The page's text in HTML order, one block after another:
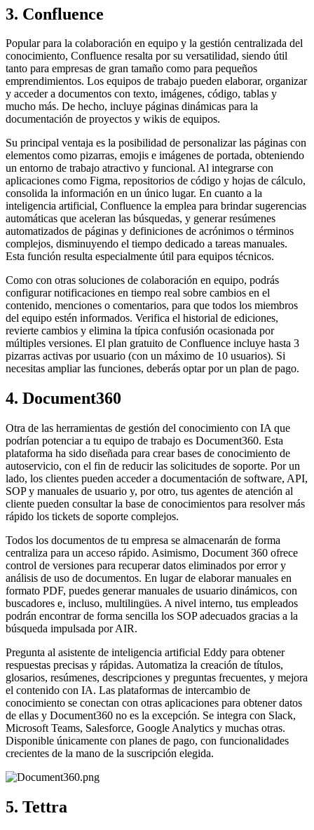
3. Confluence
Popular para la colaboración en equipo y la gestión centralizada del
conocimiento, Confluence resalta por su versatilidad, siendo útil
tanto para empresas de gran tamaño como para pequeños
emprendimientos. Los equipos de trabajo pueden elaborar, organizar
y acceder a documentos con texto, imágenes, código, tablas y
mucho más. De hecho, incluye páginas dinámicas para la
documentación de proyectos y wikis de equipos.
Su principal ventaja es la posibilidad de personalizar las páginas con
elementos como pizarras, emojis e imágenes de portada, obteniendo
un entorno de trabajo atractivo y funcional. Al integrarse con
aplicaciones como Figma, repositorios de código y hojas de cálculo,
consolida la información en un único lugar. En cuanto a la
inteligencia artificial, Confluence la emplea para brindar sugerencias
automáticas que aceleran las búsquedas, y generar resúmenes
automatizados de páginas y definiciones de acrónimos o términos
complejos, disminuyendo el tiempo dedicado a tareas manuales.
Esta función resulta especialmente útil para equipos técnicos.
Como con otras soluciones de colaboración en equipo, podrás
configurar notificaciones en tiempo real sobre cambios en el
contenido, menciones o comentarios, para que todos los miembros
del equipo estén informados. Verifica el historial de ediciones,
revierte cambios y elimina la típica confusión ocasionada por
múltiples versiones. El plan gratuito de Confluence incluye hasta 3
pizarras activas por usuario (con un máximo de 10 usuarios). Si
necesitas ampliar las funciones, deberás optar por un plan de pago.
4. Document360
Otra de las herramientas de gestión del conocimiento con IA que
podrían potenciar a tu equipo de trabajo es Document360. Esta
plataforma ha sido diseñada para crear bases de conocimiento de
autoservicio, con el fin de reducir las solicitudes de soporte. Por un
lado, los clientes pueden acceder a documentación de software, API,
SOP y manuales de usuario y, por otro, tus agentes de atención al
cliente pueden consultar la base de conocimientos para resolver más
rápido los tickets de soporte complejos.
Todos los documentos de tu empresa se almacenarán de forma
centraliza para un acceso rápido. Asimismo, Document 360 ofrece
control de versiones para recuperar datos eliminados por error y
análisis de uso de documentos. En lugar de elaborar manuales en
formato PDF, puedes generar manuales de usuario dinámicos, con
buscadores e, incluso, multilingües. A nivel interno, tus empleados
podrán encontrar de forma sencilla los SOP adecuados gracias a la
búsqueda impulsada por AIR.
Pregunta al asistente de inteligencia artificial Eddy para obtener
respuestas precisas y rápidas. Automatiza la creación de títulos,
glosarios, resúmenes, descripciones y preguntas frecuentes, y mejora
el contenido con IA. Las plataformas de intercambio de
conocimiento se conectan con otras aplicaciones para obtener datos
de ellas y Document360 no es la excepción. Se integra con Slack,
Microsoft Teams, Salesforce, Google Analytics y muchas otras.
Disponible únicamente con planes de pago, con funcionalidades
crecientes de la mano de la suscripción elegida.
5. Tettra